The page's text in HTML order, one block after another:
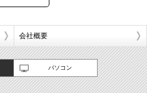
会社概要
パソコン